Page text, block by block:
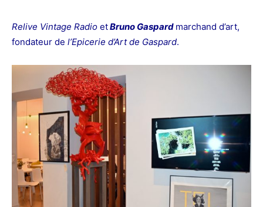
Relive Vintage Radio etBruno Gaspard marchand d’art,
fondateur de l’Epicerie d’Art de Gaspard.